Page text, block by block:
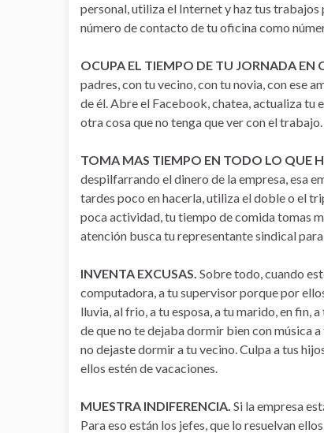
personal, utiliza el Internet y haz tus
número de contacto de tu oficina como
OCUPA EL TIEMPO DE TU JORNADA EN
padres, con tu vecino, con tu novia, con ese
de él. Abre el Facebook, chatea, actualiza
otra cosa que no tenga que ver con el trabajo.
TOMA MAS TIEMPO EN TODO LO QUE
despilfarrando el dinero de la empresa, esa
tardes poco en hacerla, utiliza el doble o el
poca actividad, tu tiempo de comida tomas
atención busca tu representante sindical
INVENTA EXCUSAS. Sobre todo, cuando
computadora, a tu supervisor porque por
lluvia, al frio, a tu esposa, a tu marido, en fin,
de que no te dejaba dormir bien con música
no dejaste dormir a tu vecino. Culpa a tus
ellos estén de vacaciones.
MUESTRA INDIFERENCIA. Si la empresa
Para eso están los jefes, que lo resuelvan